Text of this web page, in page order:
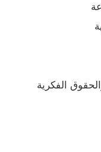
الفكرية